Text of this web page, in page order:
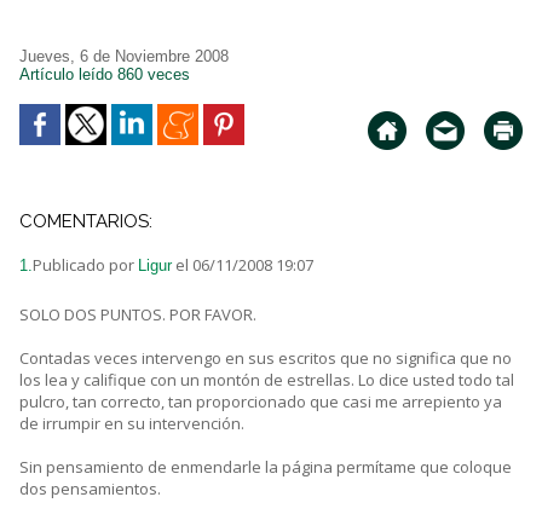
Jueves, 6 de Noviembre 2008
Artículo leído 860 veces
COMENTARIOS:
1.Publicado por Ligur el 06/11/2008 19:07
SOLO DOS PUNTOS. POR FAVOR.
Contadas veces intervengo en sus escritos que no significa que no
los lea y califique con un montón de estrellas. Lo dice usted todo tal
pulcro, tan correcto, tan proporcionado que casi me arrepiento ya
de irrumpir en su intervención.
Sin pensamiento de enmendarle la página permítame que coloque
dos pensamientos.